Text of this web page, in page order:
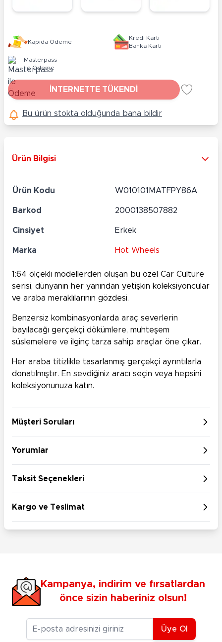
Kapıda Ödeme
Kredi Kartı
Banka Kartı
Masterpass
ile Ödeme
İNTERNETTE TÜKENDİ
Bu ürün stokta olduğunda bana bildir
Ürün Bilgisi
Ürün Kodu W010101MATFPY86A
Barkod 2000138507882
Cinsiyet Erkek
Marka Hot Wheels
1:64 ölçekli modellerden oluşan bu özel Car Culture
serisi, dünyanın her yanından yetişkin koleksiyoncular
ve araba meraklılarının gözdesi.
Benzersiz kombinasyonlarda araç severlerin
bayılacağı gerçekçi dökümlere, muhteşem
süslemelere ve ilginç tarza sahip araçlar öne çıkar.
Her araba titizlikle tasarlanmış gerçekçi ayrıntılarla
donatılmıştır. En sevdiğiniz aracı seçin veya hepsini
koleksiyonunuza katın.
Müşteri Soruları
Yorumlar
Taksit Seçenekleri
Kargo ve Teslimat
Kampanya, indirim ve fırsatlardan
önce sizin haberiniz olsun!
E-posta Adresiniz
Üye Ol